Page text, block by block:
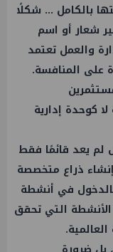
بالكامل … شكلًا
شعار أو اسم
والعمل تعتمد
على المنافسة.
كوحدة إدارية
لم يعد قائمًا فقط
ذراع متخصصة
في أنشطة
التي تحقق